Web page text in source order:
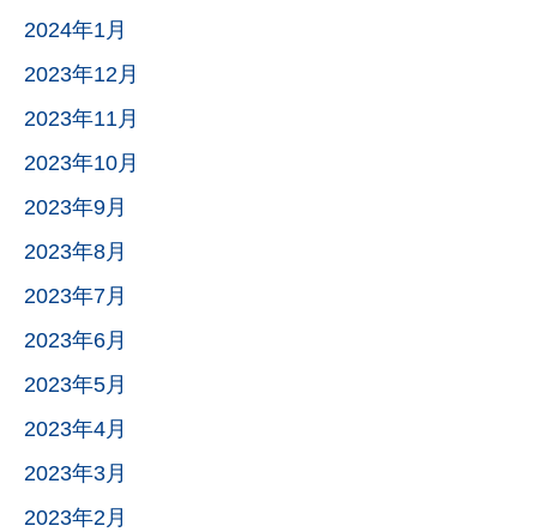
2024年1月
2023年12月
2023年11月
2023年10月
2023年9月
2023年8月
2023年7月
2023年6月
2023年5月
2023年4月
2023年3月
2023年2月